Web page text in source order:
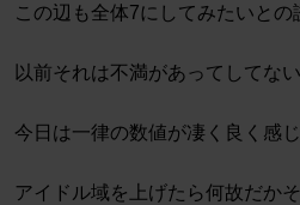
この辺も全体7にしてみたいとの
以前それは不満があってしてな
今日は一律の数値が凄く良く感
アイドル域を上げたら何故だか